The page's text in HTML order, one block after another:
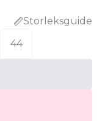
Storleksguide
44